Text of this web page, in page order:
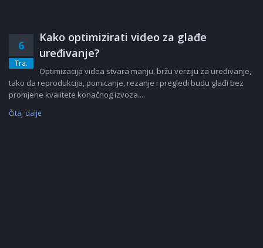
6
Tra.
Kako optimizirati video za glađe
uređivanje?
Optimizacija videa stvara manju, bržu verziju za uređivanje,
tako da reprodukcija, pomicanje, rezanje i pregledi budu glađi bez
promjene kvalitete konačnog izvoza....
Čitaj dalje